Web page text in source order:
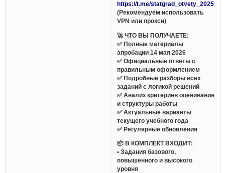
https://t.me/
(Рекомендуем использовать
VPN или прокси)
🚀 ЧТО ВЫ ПОЛУЧАЕТЕ:
✅ Полные материалы
апробации 14 мая 2026
✅ Официальные ответы с
правильным оформлением
✅ Подробные разборы всех
заданий с логикой решений
✅ Анализ критериев оценивания
и структуры работы
✅ Актуальные варианты
текущего учебного года
✅ Регулярные обновления
📦 В КОМПЛЕКТ ВХОДИТ:
• Задания базового,
повышенного и высокого
уровня